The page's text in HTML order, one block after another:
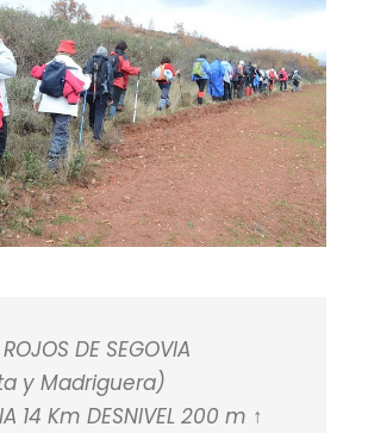
DE SEGOVIA
y Madriguera)
14 Km DESNIVEL 200 m ↑